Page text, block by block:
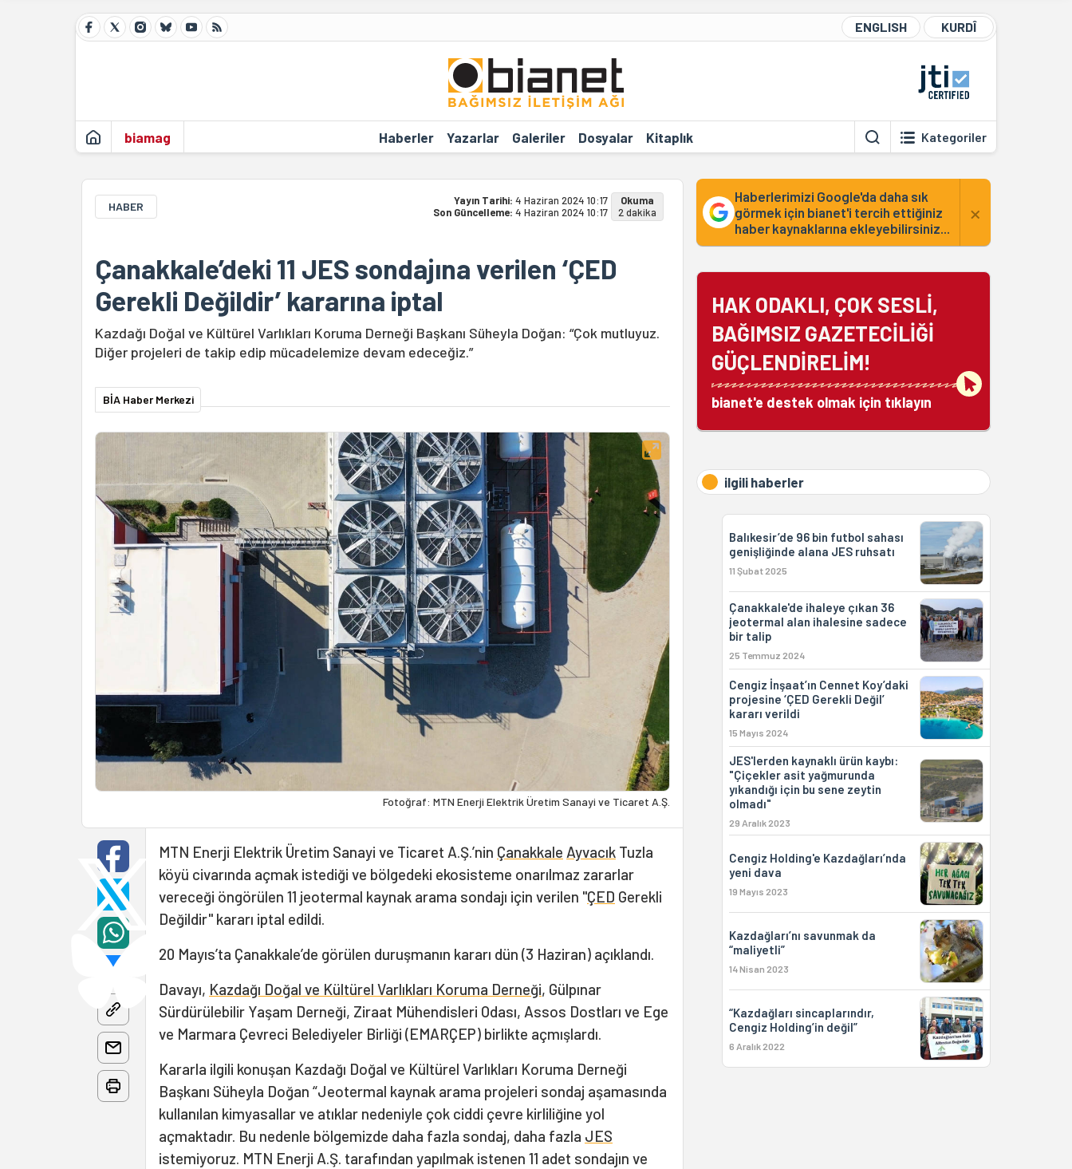
ENGLISH KURDÎ
biamag Haberler Yazarlar Galeriler Dosyalar Kitaplık Kategoriler
HABER Yayın Tarihi: 4 Haziran 2024 10:17
Son Güncelleme: 4 Haziran 2024 10:17
Okuma
2 dakika
Çanakkale’deki 11 JES sondajına verilen ‘ÇED
Gerekli Değildir’ kararına iptal
Kazdağı Doğal ve Kültürel Varlıkları Koruma Derneği Başkanı Süheyla Doğan: “Çok mutluyuz.
Diğer projeleri de takip edip mücadelemize devam edeceğiz.”
BİA Haber Merkezi
Fotoğraf: MTN Enerji Elektrik Üretim Sanayi ve Ticaret A.Ş.
MTN Enerji Elektrik Üretim Sanayi ve Ticaret A.Ş.’nin Çanakkale Ayvacık Tuzla
köyü civarında açmak istediği ve bölgedeki ekosisteme onarılmaz zararlar
vereceği öngörülen 11 jeotermal kaynak arama sondajı için verilen "ÇED Gerekli
Değildir" kararı iptal edildi.
20 Mayıs’ta Çanakkale’de görülen duruşmanın kararı dün (3 Haziran) açıklandı.
Davayı, Kazdağı Doğal ve Kültürel Varlıkları Koruma Derneği, Gülpınar
Sürdürülebilir Yaşam Derneği, Ziraat Mühendisleri Odası, Assos Dostları ve Ege
ve Marmara Çevreci Belediyeler Birliği (EMARÇEP) birlikte açmışlardı.
Kararla ilgili konuşan Kazdağı Doğal ve Kültürel Varlıkları Koruma Derneği
Başkanı Süheyla Doğan “Jeotermal kaynak arama projeleri sondaj aşamasında
kullanılan kimyasallar ve atıklar nedeniyle çok ciddi çevre kirliliğine yol
açmaktadır. Bu nedenle bölgemizde daha fazla sondaj, daha fazla JES
istemiyoruz. MTN Enerji A.Ş. tarafından yapılmak istenen 11 adet sondajın ve
Haberlerimizi Google'da daha sık
görmek için bianet'i tercih ettiğiniz
haber kaynaklarına ekleyebilirsiniz...
×
HAK ODAKLI, ÇOK SESLİ,
BAĞIMSIZ GAZETECİLİĞİ
GÜÇLENDİRELİM!
bianet'e destek olmak için tıklayın
ilgili haberler
Balıkesir’de 96 bin futbol sahası
genişliğinde alana JES ruhsatı
11 Şubat 2025
Çanakkale'de ihaleye çıkan 36
jeotermal alan ihalesine sadece
bir talip
25 Temmuz 2024
Cengiz İnşaat’ın Cennet Koy’daki
projesine ‘ÇED Gerekli Değil’
kararı verildi
15 Mayıs 2024
JES'lerden kaynaklı ürün kaybı:
"Çiçekler asit yağmurunda
yıkandığı için bu sene zeytin
olmadı"
29 Aralık 2023
Cengiz Holding'e Kazdağları’nda
yeni dava
19 Mayıs 2023
Kazdağları’nı savunmak da
“maliyetli”
14 Nisan 2023
“Kazdağları sincaplarındır,
Cengiz Holding’in değil”
6 Aralık 2022